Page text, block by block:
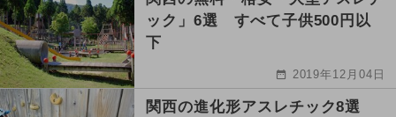
ック」6選 すべて子供500円以
下
2019年12月04日
関西の進化形アスレチック8選